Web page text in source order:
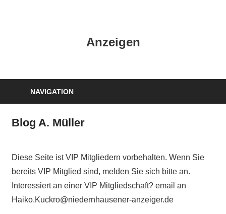
Anzeigen
NAVIGATION
Blog A. Müller
Diese Seite ist VIP Mitgliedern vorbehalten. Wenn Sie
bereits VIP Mitglied sind, melden Sie sich bitte an.
Interessiert an einer VIP Mitgliedschaft? email an
Haiko.Kuckro@niedernhausener-anzeiger.de